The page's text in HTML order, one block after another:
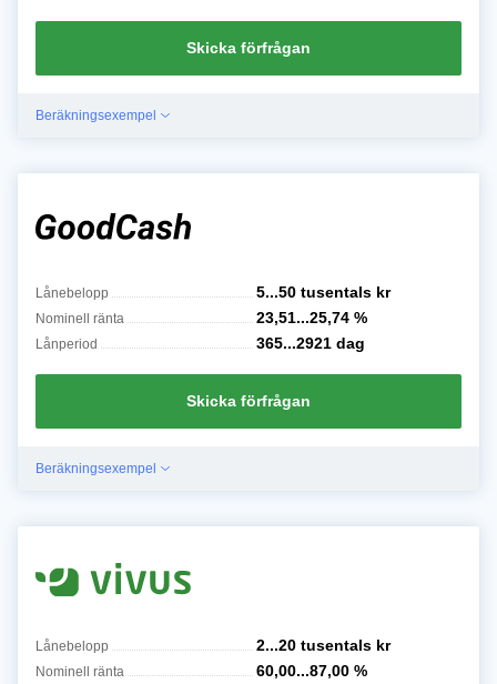
Skicka förfrågan
Beräkningsexempel
Lånebelopp 5...50 tusentals kr
Nominell ränta 23,51...25,74 %
Lånperiod 365...2921 dag
Skicka förfrågan
Beräkningsexempel
Lånebelopp 2...20 tusentals kr
Nominell ränta 60,00...87,00 %